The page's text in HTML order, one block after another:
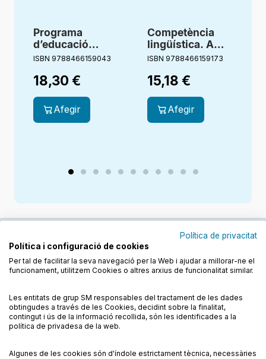
Programa
d’educació
emocional. 4
Inside. Cruilla
ISBN 9788466159043
18,30 €
Afegir
Competència
lingüística. A
prova 6.
catalana. 6
Primària
ISBN 9788466159173
15,18 €
Afegir
Condicions de compra Condicions d’ús
Política de privacitat
Política i configuració de cookies
Per tal de facilitar la seva navegació per la Web i ajudar a millorar-ne el
funcionament, utilitzem Cookies o altres arxius de funcionalitat similar.
Les entitats de grup SM responsables del tractament de les dades
obtingudes a través de les Cookies, decidint sobre la finalitat,
contingut i ús de la informació recollida, són les identificades a la
política de privadesa de la web.
Algunes de les cookies són d'índole estrictament tècnica, necessàries